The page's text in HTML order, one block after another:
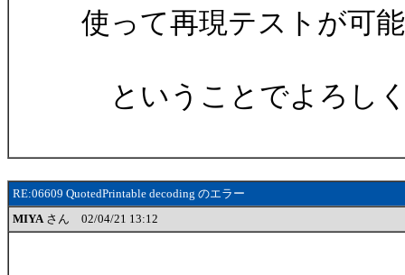
使って再現テストが可
ということでよろし
RE:06609 QuotedPrintable decoding のエラー
MIYAさん 02/04/21 13:12